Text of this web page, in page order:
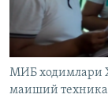
МИБ ходимлари
маиший техника